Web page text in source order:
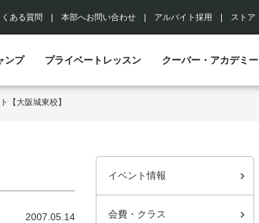
くある質問 本部へお問い合わせ アルバイト採用 ストア
ンプ プライベートレッスン クーバー・アカデミー
【大阪城東校】
2007.05.14
イベント情報
会費・クラス